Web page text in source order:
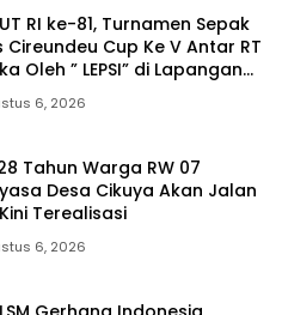
RI ke-81, Turnamen Sepak
Cireundeu Cup Ke V Antar RT
Oleh ” LEPSI” di Lapangan
6, 2026
Tahun Warga RW 07
Desa Cikuya Akan Jalan
Terealisasi
6, 2026